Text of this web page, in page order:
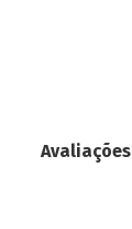
Avaliações